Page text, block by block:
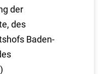
der
des
Baden-